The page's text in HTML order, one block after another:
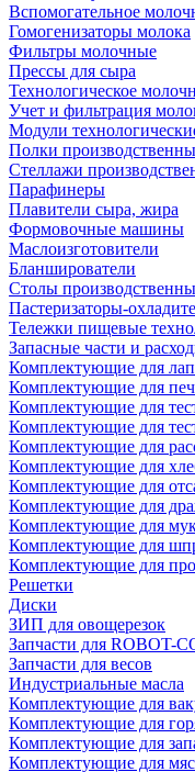
Вспомогательное
Гомогенизаторы молока
Фильтры молочные
Прессы для сыра
Технологическое
Учет и фильтрация
Модули
Полки
Стеллажи
Парафинеры
Плавители сыра, жира
Формовочные машины
Маслоизготовители
Бланширователи
Столы
Пастеризаторы-
Тележки пищевые
Запасные части и
Комплектующие для
Комплектующие для
Комплектующие для
Комплектующие для
Комплектующие для
Комплектующие для
Комплектующие для
Комплектующие для
Комплектующие для
Комплектующие для
Комплектующие для
Решетки
Диски
ЗИП для овощерезок
Запчасти для ROBOT-
Запчасти для весов
Индустриальные масла
Комплектующие для
Комплектующие для
Комплектующие для
Комплектующие для